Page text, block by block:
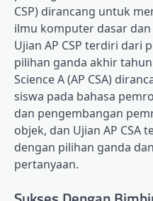
CSP) dirancang untuk
ilmu komputer dasar
Ujian AP CSP terdiri dari
pilihan ganda akhir
Science A (AP CSA)
siswa pada bahasa
dan pengembangan
objek, dan Ujian AP
dengan pilihan ganda
pertanyaan.